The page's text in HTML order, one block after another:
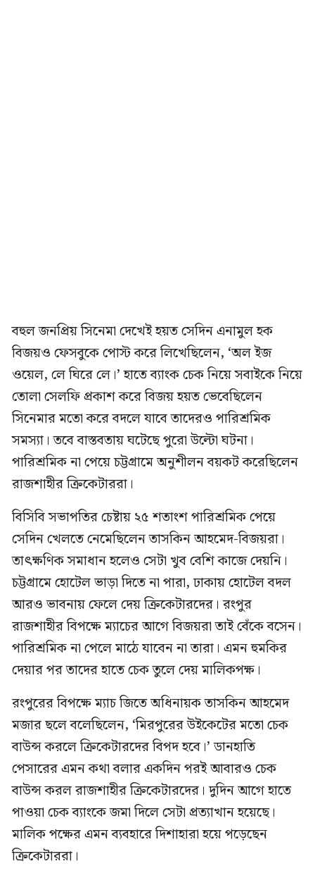
বহুল জনপ্রিয় সিনেমা দেখেই হয়ত সেদিন এনামুল হক
বিজয়ও ফেসবুকে পোস্ট করে লিখেছিলেন, ‘অল ইজ
ওয়েল, লে ঘিরে লে।’ হাতে ব্যাংক চেক নিয়ে সবাইকে নিয়ে
তোলা সেলফি প্রকাশ করে বিজয় হয়ত ভেবেছিলেন
সিনেমার মতো করে বদলে যাবে তাদেরও পারিশ্রমিক
সমস্যা। তবে বাস্তবতায় ঘটেছে পুরো উল্টো ঘটনা।
পারিশ্রমিক না পেয়ে চট্টগ্রামে অনুশীলন বয়কট করেছিলেন
রাজশাহীর ক্রিকেটাররা।
বিসিবি সভাপতির চেষ্টায় ২৫ শতাংশ পারিশ্রমিক পেয়ে
সেদিন খেলতে নেমেছিলেন তাসকিন আহমেদ-বিজয়রা।
তাৎক্ষণিক সমাধান হলেও সেটা খুব বেশি কাজে দেয়নি।
চট্টগ্রামে হোটেল ভাড়া দিতে না পারা, ঢাকায় হোটেল বদল
আরও ভাবনায় ফেলে দেয় ক্রিকেটারদের। রংপুর
রাজশাহীর বিপক্ষে ম্যাচের আগে বিজয়রা তাই বেঁকে বসেন।
পারিশ্রমিক না পেলে মাঠে যাবেন না তারা। এমন হুমকির
দেয়ার পর তাদের হাতে চেক তুলে দেয় মালিকপক্ষ।
রংপুরের বিপক্ষে ম্যাচ জিতে অধিনায়ক তাসকিন আহমেদ
মজার ছলে বলেছিলেন, ‘মিরপুরের উইকেটের মতো চেক
বাউন্স করলে ক্রিকেটারদের বিপদ হবে।’ ডানহাতি
পেসারের এমন কথা বলার একদিন পরই আবারও চেক
বাউন্স করল রাজশাহীর ক্রিকেটারদের। দুদিন আগে হাতে
পাওয়া চেক ব্যাংকে জমা দিলে সেটা প্রত্যাখান হয়েছে।
মালিক পক্ষের এমন ব্যবহারে দিশাহারা হয়ে পড়েছেন
ক্রিকেটাররা।